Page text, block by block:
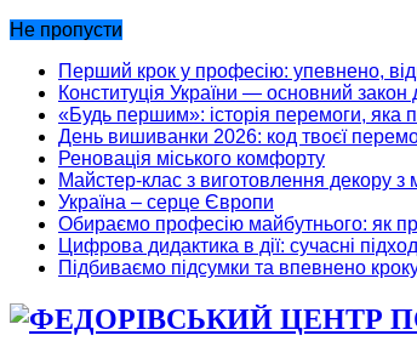
Не пропусти
Перший крок у професію: упевнено,
Конституція України — основний
«Будь першим»: історія перемоги, яка
День вишиванки 2026: код твоєї
Реновація міського комфорту
Майстер-клас з виготовлення декору з
Україна – серце Європи
Обираємо професію майбутнього: як
Цифрова дидактика в дії: сучасні
Підбиваємо підсумки та впевнено